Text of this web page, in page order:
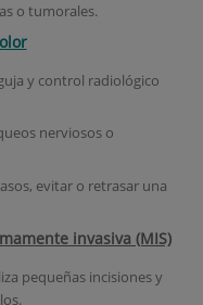
o tumorales.
y control radiológico
nerviosos o
evitar o retrasar una
invasiva (MIS)
pequeñas incisiones y